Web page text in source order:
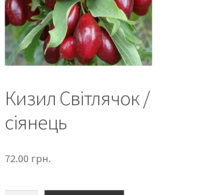
Кизил Світлячок /
сіянець
72.00 грн.